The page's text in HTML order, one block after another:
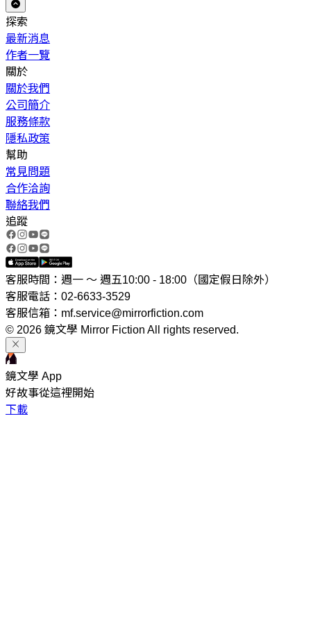
探索
最新消息
作者一覽
關於
關於我們
公司簡介
服務條款
隱私政策
幫助
常見問題
合作洽詢
聯絡我們
追蹤
客服時間：週一 ～ 週五10:00 - 18:00（國定假日除外）
客服電話：02-6633-3529
客服信箱：mf.service@mirrorfiction.com
© 2026 鏡文學 Mirror Fiction All rights reserved.
鏡文學 App
好故事從這裡開始
下載